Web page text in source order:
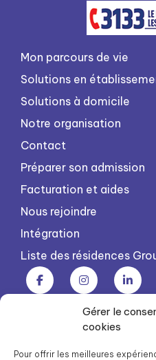
Gérer le
cookies
Pour offrir les meilleures
Mon parcours de vie
Solutions en
Solutions à domicile
Notre organisation
Contact
Préparer son admission
Facturation et aides
Nous rejoindre
Intégration
Liste des résidences
Groupe SOS Seniors est
dg.seniors@groupe-sos.org